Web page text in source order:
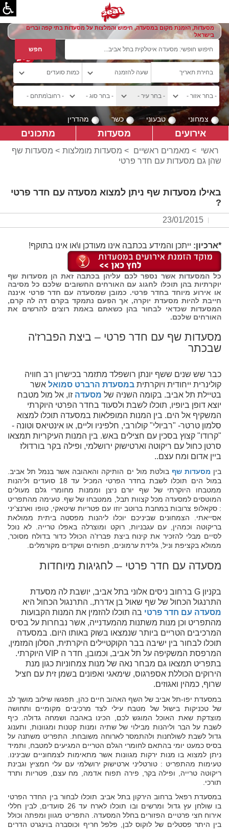
מסעדות, הזמנת מקום במסעדה, חיפוש והמלצות על מסעדות בתי קפה וברים
בישראל
צמחוני טבעוני כשר מהדרין
אירועים מסעדות מתכונים
ראשי > מאמרים ראשיים > מסעדות מומלצות > מסעדות שף
שהן גם מסעדות עם חדר פרטי
באילו מסעדות שף ניתן למצוא מסעדה עם חדר פרטי
?
23/01/2015
*ארכיון: ייתכן והמידע בכתבה אינו מעודכן ו\או אינו בתוקף!
כל המסעדות אשר נספר לכם עליהן בכתבה זאת הן מסעדות שף
יוקרתיות בהן תוכלו לחגוג עם האורחים החשובים שלכם כל מסיבה
או אירוע מיוחד בחדר פרטי. כמובן שמסעדה עם חדר פרטי איננה
חייבת להיות מסעדת יוקרה, אך הפעם נתמקד בקרם דה לה קרם,
המסעדות שכדאי לבחור בהן כשאתם באמת רוצים להרשים את
האורחים שלכם.
מסעדות שף עם חדר פרטי – ביצת הפברז'ה
שבכתר
כבר שש שנים ששף יונתן רושפלד מתזמר בכישרון רב חוויה
קולינרית ייחודית ויוקרתית במסעדת הרברט סמואל אשר
בטיילת תל אביב. בקומה השניה של מסעדה זו, אל מול מטבח
יוצא דופן ביופיו, תוכלו לשבת ולסעוד בחדר הפרטי היוקרתי
המשקיף אל הים. בין המנות המופלאות במסעדה תוכלו למצוא
סלמון טרטר- "רביולי" קולורבי, חלפיניו וליים, או אינטיאס וטונה -
"קרודו" קצוץ בסכין עם חצילים באש. בין המנות העיקריות תמצאו
סרטן כחול עם ריקוטה וארטישוק ירושלמי, ופילה בקר בורדולז
ביין אדום ומח עצם..
בין מסעדות שף בולטת מול ים הותיקה והאהובה אשר בנמל תל אביב.
במול הים תוכלו לשבת בחדר הפרטי המכיל עד 18 סועדים וליהנות
ממטבחו היוקרתי של שף יורם ניצן וממנות מחומרי גלם מעולים
המוטסים למסעדה מכל קצוות תבל, ממטבחו של שף. טעימה מהתפריט
: סקאלופ צרובות במחבת ברוטב יוזו עם פטריות שיטאקי, טופו וארנצ'יני
אסייאתי. הצמחונים שביניכם יוכלו ליהנות מפסטה ביתית ממולאת
בריקוטה וכמהין, עם עגבניות, רוקט ומוצרלה באפלו טרייה. לא נוכל
לסיים מבלי להזכיר את קינוח ביצת פברז'ה הכולל כדור בדולח מסוכר,
ממולא בקציפת וניל, גלידת ערמונים, תפוחים ושקדים מקורמלים.
מסעדה עם חדר פרטי – לחגיגות מיוחדות
בקניון G ברחוב ניסים אלוני בתל אביב, יושבת לה מסעדת
התרנגול הכחול של שף שאול בן אדרת,. התרנגול הכחול היא
מסעדה עם חדר פרטי בה תוכלו להזמין את המנות הקבועות
מהתפריט וכן מנות משתנות מהמעדנייה, אשר נבחרות על בסיס
המרכיבים הטריים ביותר שנמצאו בשוק באותו היום. במסעדה
תוכלו לבחור בין ישיבה בבר הקוקטיילים היקרתית, הסלון המזמין,
המרפסת המשקיפה על תל אביב, וכמובן, חדר ה VIP היוקרתי.
בתפריט תמצאו גם מבחר נאה של מנות צמחוניות כגון מנת
הירוקים הכוללת אספרגוס, שימאגי ואפונים בשמן זית עם חציל
שרוף, כמהין ואגוזים.
במסעדת יפו-תל אביב של השף האהוב חיים כהן, תפגשו שילוב מושך לב
של טכניקות בישול של מטבח עילי לצד מרכיבים מקומיים ותחושה
מוצדקת שאת האוכל המוגש לכם, הכינו באהבה ושמחה גדולה. כיף
לשבת על הבר וליהנות מבילוי של שתיה ומנות קטנות ומגוונות, ותענוג
גדול לשבת לשולחנות ולהתמסר לארוחה משובחת. התפריט משתנה על
בסיס כמעט יומי בהתאם לחומרי הגלם הטריים המגיעים למטבח, ותמיד
ניתן למצוא בו מנות ירקות מגוונות אשר מתאימות לצמחוניים שבינינו.
טעימות מהתפריט : טורטליני ארטישוק ירושלמי עם עלי חמציץ וגבינת
ריקוטה טרייה, ופילה בקר, פירה תפוח אדמה, מח עצם, פטריות ותרד
תורכי.
במסעדת רפאל ברחוב הירקון בתל אביב תוכלו לבחור בין החדר הפרטי
בו שולחן עץ גדול ומרשים ובו תוכלו לארח עד 26 סועדים, לבין חללי
אירוח חצי פרטיים הפזורים בחלל המסעדה. התפריט מגוון ומפתה וכולל
בין היתר פסטלים של לוקוס לבן, פלפל חריף וכוסברה בוינגרט הדרים